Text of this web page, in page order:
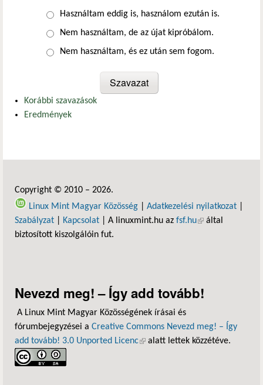
Választások
Használtam eddig is, használom ezután is.
Nem használtam, de az újat kipróbálom.
Nem használtam, és ez után sem fogom.
Korábbi szavazások
Eredmények
Copyright © 2010 – 2026.
Linux Mint Magyar Közösség
Adatkezelési nyilatkozat
Szabályzat
Kapcsolat | A linuxmint.hu az fsf.hu(külső hivatkozás)
által
biztosított kiszolgálóin fut.
Nevezd meg! – Így add tovább!
A Linux Mint Magyar Közösségének írásai és
fórumbejegyzései a Creative Commons Nevezd meg! – Így
add tovább! 3.0 Unported Licenc(külső hivatkozás)
alatt lettek közzétéve.